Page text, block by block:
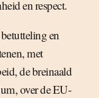
en respect.
en
met
de breinaald
over de EU-